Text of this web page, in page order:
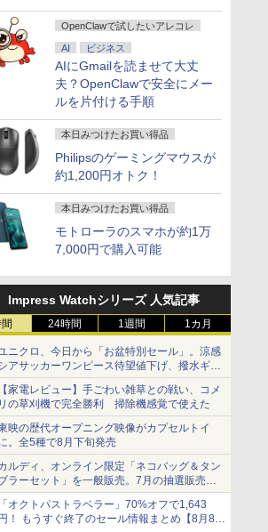
OpenClawで試したいアレコレ
AI ビジネス
AIにGmailを読ませて大丈
夫？OpenClawで安全にメー
ルを片付ける手順
本日みつけたお買い得品
Philipsのゲーミングマウスが
約1,200円オトク！
本日みつけたお買い得品
モトローラのスマホが約1万
7,000円で購入可能
Impress Watchシリーズ 人気記事
24時間 1週間 1カ月
ニクロ、今日から「お盆特別セール」。涼感
アサッカーワンピース待望値下げ、撥水ギア
ョーツは1990円に
家電レビュー】手ごわい雑草との戦い、コメ
の草刈機で完全勝利 掃除機感覚で使えた
映の歴代オープニング映像がカプセルトイ
。全5種で8月下旬発売
ルディ、オンライン限定「ネコバッグ＆タン
ラーセット」を一般販売。7月の抽選販売の
選無効分
オクトパストラベラー」70%オフで1,643
！ もうすぐ終了のセール情報まとめ【8月8日